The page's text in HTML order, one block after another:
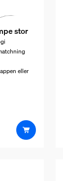
stor
eller
kr.